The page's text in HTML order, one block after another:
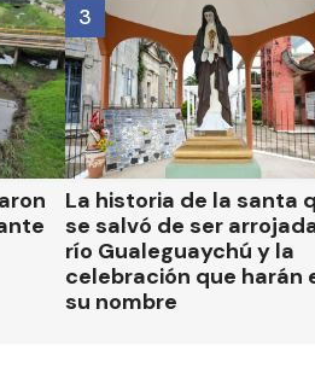
La historia de la santa
se salvó de ser
río Gualeguaychú y la
celebración que harán
su nombre
3